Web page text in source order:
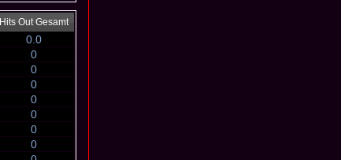
Hits Out Gesamt
0.0
0
0
0
0
0
0
0